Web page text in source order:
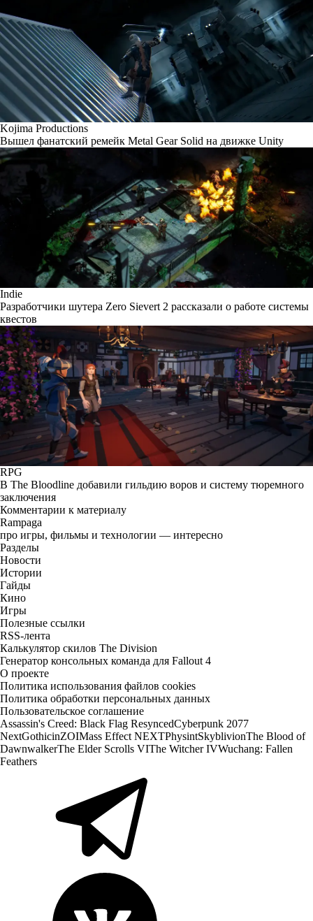
Kojima Productions
Вышел фанатский ремейк Metal Gear Solid на движке Unity
Indie
Разработчики шутера Zero Sievert 2 рассказали о работе системы
квестов
RPG
В The Bloodline добавили гильдию воров и систему тюремного
заключения
Комментарии к материалу
Rampaga
про игры, фильмы и технологии — интересно
Разделы
Новости
Истории
Гайды
Кино
Игры
Полезные ссылки
RSS-лента
Калькулятор скилов The Division
Генератор консольных команда для Fallout 4
О проекте
Политика использования файлов cookies
Политика обработки персональных данных
Пользовательское соглашение
Assassin's Creed: Black Flag ResyncedCyberpunk 2077
NextGothicinZOIMass Effect NEXTPhysintSkyblivionThe Blood of
DawnwalkerThe Elder Scrolls VIThe Witcher IVWuchang: Fallen
Feathers